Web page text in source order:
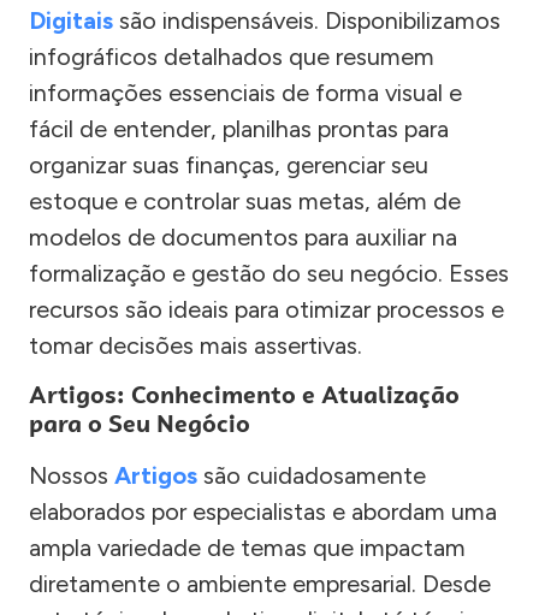
Digitais são indispensáveis. Disponibilizamos
infográficos detalhados que resumem
informações essenciais de forma visual e
fácil de entender, planilhas prontas para
organizar suas finanças, gerenciar seu
estoque e controlar suas metas, além de
modelos de documentos para auxiliar na
formalização e gestão do seu negócio. Esses
recursos são ideais para otimizar processos e
tomar decisões mais assertivas.
Artigos: Conhecimento e Atualização
para o Seu Negócio
Nossos Artigos são cuidadosamente
elaborados por especialistas e abordam uma
ampla variedade de temas que impactam
diretamente o ambiente empresarial. Desde